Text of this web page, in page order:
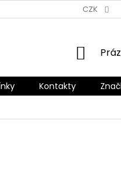
ÚDAJŮ CZK
Kontakty